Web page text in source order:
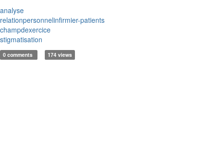
analyse
relationpersonnelinfirmier-patients
champdexercice
stigmatisation
0 comments 174 views